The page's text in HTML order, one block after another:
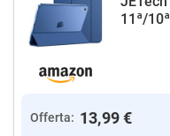
11ª/
Offerta: 13,99 €